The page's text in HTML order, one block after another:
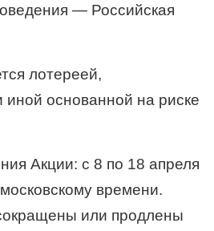
— Российская
лотереей,
иной основанной на риске
Акции: с 8 по 18 апреля
времени.
или продлены